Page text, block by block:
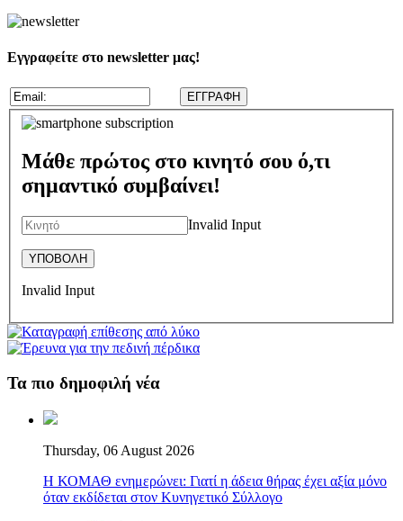
Εγγραφείτε στο newsletter μας!
Μάθε πρώτος στο κινητό σου ό,τι
σημαντικό συμβαίνει!
Invalid Input
Invalid Input
Τα πιο δημοφιλή νέα
Thursday, 06 August 2026
Η ΚΟΜΑΘ ενημερώνει: Γιατί η άδεια θήρας έχει αξία μόνο
όταν εκδίδεται στον Κυνηγετικό Σύλλογο